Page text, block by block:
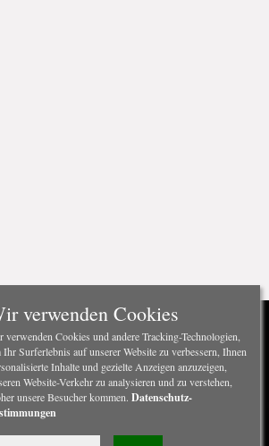
verwenden Cookies
verwenden Cookies und andere Tracking-Technologien,
Ihr Surferlebnis auf unserer Website zu verbessern, Ihnen
Inhalte und gezielte Anzeigen anzuzeigen,
Website-Verkehr zu analysieren und zu verstehen,
unsere Besucher kommen. Datenschutz-